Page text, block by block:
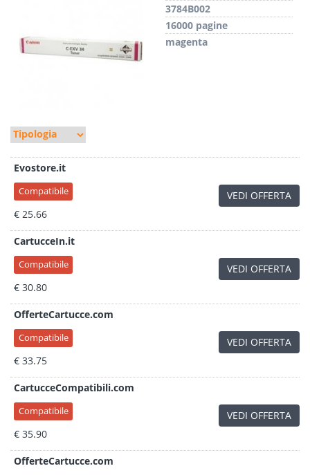
3784B002
16000 pagine
magenta
Evostore.it
Compatibile
€ 25.66
VEDI OFFERTA
CartucceIn.it
Compatibile
€ 30.80
VEDI OFFERTA
OfferteCartucce.com
Compatibile
€ 33.75
VEDI OFFERTA
CartucceCompatibili.com
Compatibile
€ 35.90
VEDI OFFERTA
OfferteCartucce.com